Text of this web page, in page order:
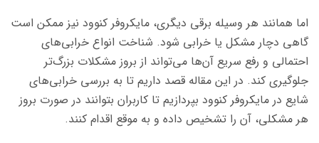
اما همانند هر وسیله برقی دیگری، مایکروفر کنوود نیز ممکن است
گاهی دچار مشکل یا خرابی شود. شناخت انواع خرابی‌های
احتمالی و رفع سریع آن‌ها می‌تواند از بروز مشکلات بزرگ‌تر
جلوگیری کند. در این مقاله قصد داریم تا به بررسی خرابی‌های
شایع در مایکروفر کنوود بپردازیم تا کاربران بتوانند در صورت بروز
هر مشکلی، آن را تشخیص داده و به موقع اقدام کنند.